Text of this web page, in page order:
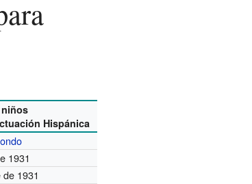
niños
Hispánica
1931
1931